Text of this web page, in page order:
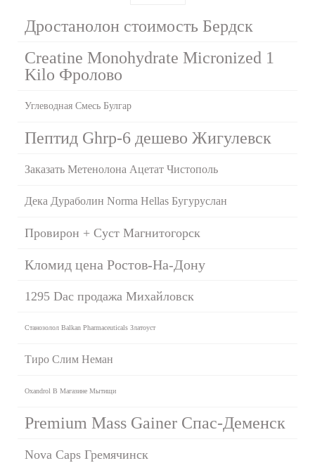
Дростанолон стоимость Бердск
Creatine Monohydrate Micronized 1
Kilo Фролово
Углеводная Смесь Булгар
Пептид Ghrp-6 дешево Жигулевск
Заказать Метенолона Ацетат Чистополь
Дека Дураболин Norma Hellas Бугуруслан
Провирон + Суст Магнитогорск
Кломид цена Ростов-На-Дону
1295 Dac продажа Михайловск
Станозолол Balkan Pharmaceuticals Златоуст
Тиро Слим Неман
Oxandrol В Магазине Мытищи
Premium Mass Gainer Спас-Деменск
Nova Caps Гремячинск